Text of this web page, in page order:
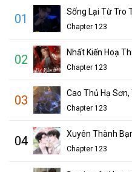
01 Sống Lại Từ Tro
Chapter 123
02 Nhất Kiến Hoạ
Chapter 123
03 Cao Thủ Hạ
Chapter 123
04 Xuyên Thành
Chapter 123